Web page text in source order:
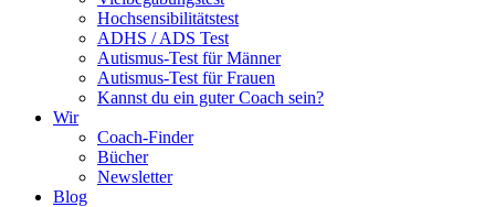
Hochsensibilitätstest
ADHS / ADS Test
Autismus-Test für Männer
Autismus-Test für Frauen
Kannst du ein guter Coach sein?
Wir
Coach-Finder
Bücher
Newsletter
Blog